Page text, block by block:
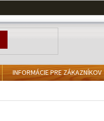
INFORMÁCIE PRE ZÁKAZNÍKOV